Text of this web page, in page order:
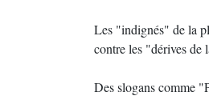
Les "indignés" de la
contre les "dérives de
Des slogans comme